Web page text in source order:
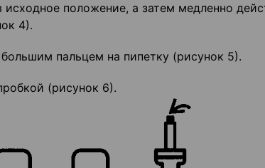
положение, а затем медленно
4).
пальцем на пипетку (рисунок 5).
(рисунок 6).